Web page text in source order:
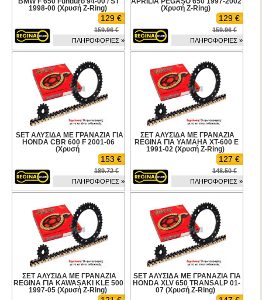
1998-00 (Χρυσή Z-Ring)
129 €
159.96 €
ΠΛΗΡΟΦΟΡΙΕΣ »
(Χρυσή Z-Ring)
129 €
159.96 €
ΠΛΗΡΟΦΟΡΙΕΣ »
SET ΑΛΥΣΙΔΑ ΜΕ ΓΡΑΝΑΖΙΑ ΓΙΑ
HONDA CBR 600 F 2001-06
(Χρυσή
153 €
189.72 €
ΠΛΗΡΟΦΟΡΙΕΣ »
ΣΕΤ ΑΛΥΣΙΔΑ ΜΕ ΓΡΑΝΑΖΙΑ
REGINA ΓΙΑ YAMAHA XT-600 E
1991-02 (Χρυσή Z-Ring)
127 €
148.50 €
ΠΛΗΡΟΦΟΡΙΕΣ »
ΣΕΤ ΑΛΥΣΙΔΑ ΜΕ ΓΡΑΝΑΖΙΑ
REGINA ΓΙΑ KAWASAKI KLE 500
1997-05 (Χρυσή Z-Ring)
SET ΑΛΥΣΙΔΑ ΜΕ ΓΡΑΝΑΖΙΑ ΓΙΑ
HONDA XLV 650 TRANSALP 01-
07 (Χρυσή Z-Ring)